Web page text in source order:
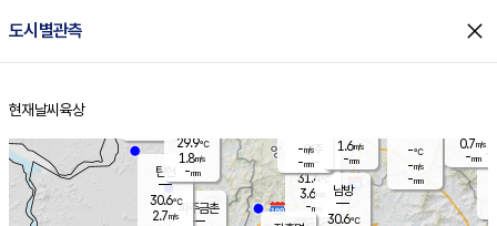
도시별관측 close
홈
현재날씨 육상
양주
31.4℃
3.6
-mm
파주금촌
-℃
-m/s
-mm
탄현
30.6℃
2.7m/s
0.7m/s
-mm
남방
30.6℃
-m/s
-mm
29.9℃
1.8m/s
-mm
1.6m/s
-mm